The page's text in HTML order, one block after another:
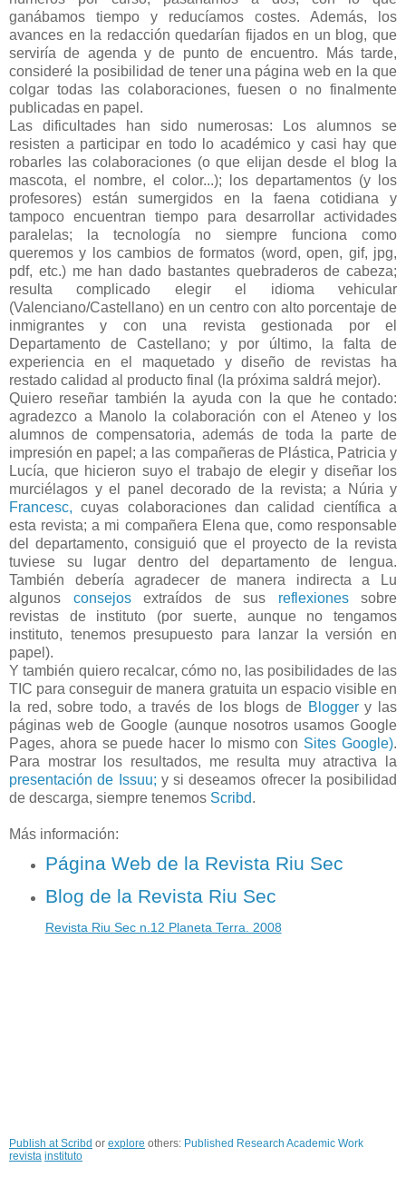
ganábamos tiempo y reducíamos costes. Además, los
avances en la redacción quedarían fijados en un blog, que
serviría de agenda y de punto de encuentro. Más tarde,
consideré la posibilidad de tener una página web en la que
colgar todas las colaboraciones, fuesen o no finalmente
publicadas en papel.
Las dificultades han sido numerosas: Los alumnos se
resisten a participar en todo lo académico y casi hay que
robarles las colaboraciones (o que elijan desde el blog la
mascota, el nombre, el color...); los departamentos (y los
profesores) están sumergidos en la faena cotidiana y
tampoco encuentran tiempo para desarrollar actividades
paralelas; la tecnología no siempre funciona como
queremos y los cambios de formatos (word, open, gif, jpg,
pdf, etc.) me han dado bastantes quebraderos de cabeza;
resulta complicado elegir el idioma vehicular
(Valenciano/Castellano) en un centro con alto porcentaje de
inmigrantes y con una revista gestionada por el
Departamento de Castellano; y por último, la falta de
experiencia en el maquetado y diseño de revistas ha
restado calidad al producto final (la próxima saldrá mejor).
Quiero reseñar también la ayuda con la que he contado:
agradezco a Manolo la colaboración con el Ateneo y los
alumnos de compensatoria, además de toda la parte de
impresión en papel; a las compañeras de Plástica, Patricia y
Lucía, que hicieron suyo el trabajo de elegir y diseñar los
murciélagos y el panel decorado de la revista; a Núria y
Francesc, cuyas colaboraciones dan calidad científica a
esta revista; a mi compañera Elena que, como responsable
del departamento, consiguió que el proyecto de la revista
tuviese su lugar dentro del departamento de lengua.
También debería agradecer de manera indirecta a Lu
algunos consejosextraídos de sus reflexionessobre
revistas de instituto (por suerte, aunque no tengamos
instituto, tenemos presupuesto para lanzar la versión en
papel).
Y también quiero recalcar, cómo no, las posibilidades de las
TIC para conseguir de manera gratuita un espacio visible en
la red, sobre todo, a través de los blogs de Bloggery las
páginas web de Google (aunque nosotros usamos Google
Pages, ahora se puede hacer lo mismo con Sites Google).
Para mostrar los resultados, me resulta muy atractiva la
presentación de Issuu; y si deseamos ofrecer la posibilidad
de descarga, siempre tenemos Scribd.
Más información:
Página Web de la Revista Riu Sec
Blog de la Revista Riu Sec
Revista Riu Sec n.12 Planeta Terra. 2008
Publish at Scribd or explore others: Published Research Academic Work
revista instituto